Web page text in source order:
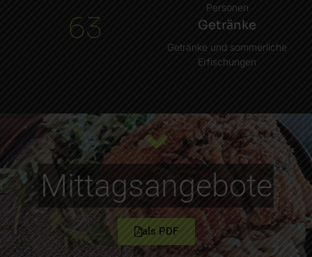
Personen
63 Getränke
Getränke und sommerliche
Erfischungen
Mittagsangebote
als PDF